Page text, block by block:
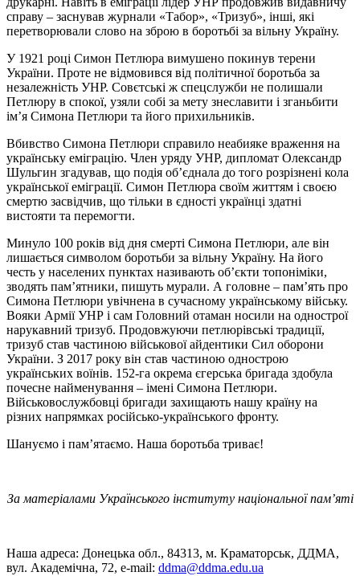
справу – заснував журнали «Табор», «Тризуб», інші, які
перетворювали слово на зброю в боротьбі за вільну Україну.
У 1921 році Симон Петлюра вимушено покинув терени
України. Проте не відмовився від політичної боротьба за
незалежність УНР. Совєтські ж спецслужби не полишали
Петлюру в спокої, узяли собі за мету знеславити і зганьбити
ім’я Симона Петлюри та його прихильників.
Вбивство Симона Петлюри справило неабияке враження на
українську еміграцію. Член уряду УНР, дипломат Олександр
Шульгин згадував, що подія об’єднала до того розрізнені кола
української еміграції. Симон Петлюра своїм життям і своєю
смертю засвідчив, що тільки в єдності українці здатні
вистояти та перемогти.
Минуло 100 років від дня смерті Симона Петлюри, але він
лишається символом боротьби за вільну Україну. На його
честь у населених пунктах називають об’єкти топоніміки,
зводять пам’ятники, пишуть мурали. А головне – пам’ять про
Симона Петлюри увічнена в сучасному українському війську.
Вояки Армії УНР і сам Головний отаман носили на однострої
нарукавний тризуб. Продовжуючи петлюрівські традиції,
тризуб став частиною військової айдентики Сил оборони
України. З 2017 року він став частиною однострою
українських воїнів. 152-га окрема єгерська бригада здобула
почесне найменування – імені Симона Петлюри.
Військовослужбовці бригади захищають нашу країну на
різних напрямках російсько-українського фронту.
Шануємо і пам’ятаємо. Наша боротьба триває!
За матеріалами Українського інституту національної пам’яті
Наша адреса: Донецька обл., 84313, м. Краматорськ, ДДМА,
вул. Академічна, 72, е-mail: ddma@ddma.edu.ua